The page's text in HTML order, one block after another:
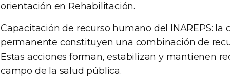
orientación en Rehabilitación.
Capacitación de recurso humano del INAREPS: la
permanente constituyen una combinación de
Estas acciones forman, estabilizan y mantienen
campo de la salud pública.